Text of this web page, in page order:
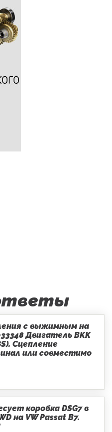
с выжимным на
Двигатель BKK
Сцепление
или совместимо
коробка DSG7 в
на VW Passat B7.